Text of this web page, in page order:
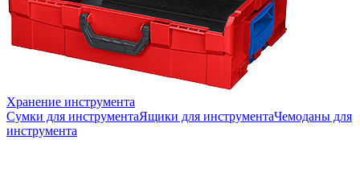
Хранение инструмента
Сумки для инструментаЯщики для инструментаЧемоданы для
инструмента